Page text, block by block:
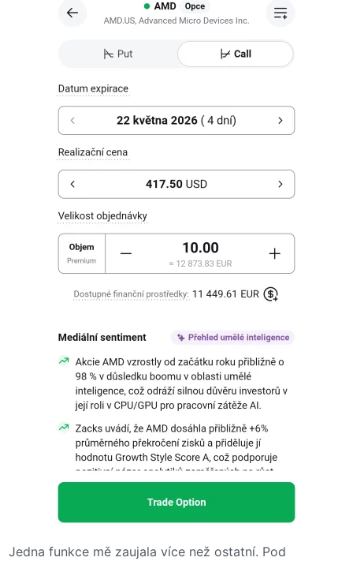
Jedna funkce mě zaujala více než ostatní. Pod